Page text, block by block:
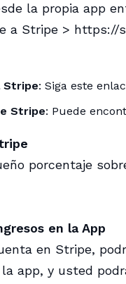
la propia app
a Stripe >
Stripe: Siga este
Stripe: Puede
porcentaje
en la App
en Stripe,
app, y usted